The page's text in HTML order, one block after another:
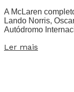
A McLaren
Lando Norris,
Autódromo
Ler mais